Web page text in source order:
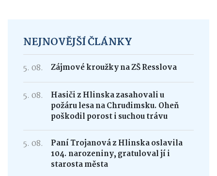
NEJNOVĚJŠÍ ČLÁNKY
5. 08. Zájmové kroužky na ZŠ Resslova
5. 08.
Hasiči z Hlinska zasahovali u
požáru lesa na Chrudimsku. Oheň
poškodil porost i suchou trávu
5. 08.
Paní Trojanová z Hlinska oslavila
104. narozeniny, gratuloval jí i
starosta města